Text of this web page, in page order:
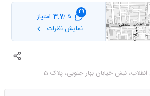
49
5 /
3.7 امتیاز
نمایش نظرات
نبش خیابان بهار جنوبی، پلاک 5